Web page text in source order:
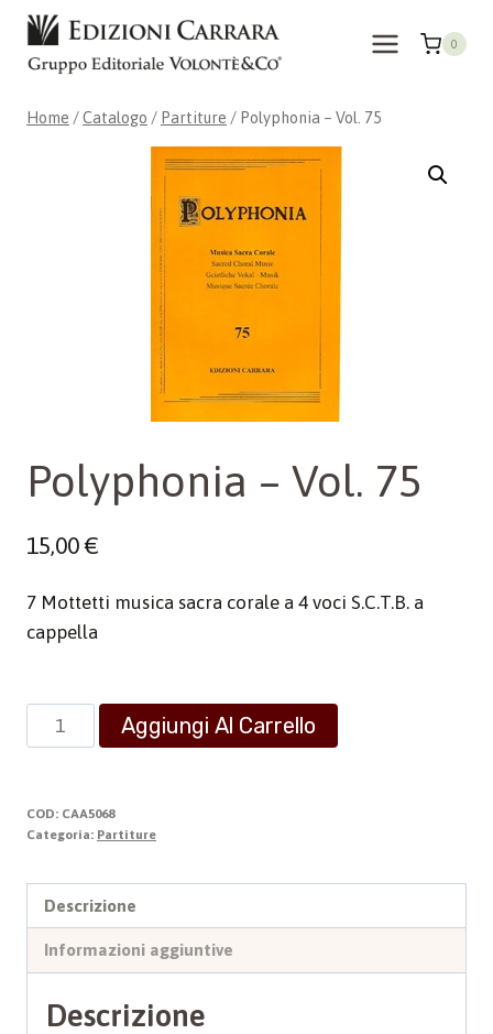
Salta
contenuto
0
Home /Catalogo / Partiture / Polyphonia – Vol. 75
Polyphonia – Vol. 75
15,00€
7 Mottetti musica sacra corale a 4 voci S.C.T.B. a
cappella
Polyphonia
-
75
quantità
Aggiungi Al Carrello
COD: CAA5068
Categoria: Partiture
Descrizione
Informazioni aggiuntive
Descrizione